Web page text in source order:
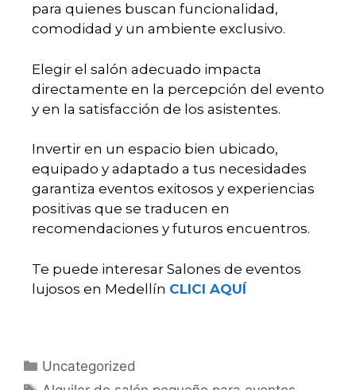
para quienes buscan funcionalidad,
comodidad y un ambiente exclusivo.
Elegir el salón adecuado impacta
directamente en la percepción del evento
y en la satisfacción de los asistentes.
Invertir en un espacio bien ubicado,
equipado y adaptado a tus necesidades
garantiza eventos exitosos y experiencias
positivas que se traducen en
recomendaciones y futuros encuentros.
Te puede interesar Salones de eventos
lujosos en Medellín CLICI AQUÍ
Uncategorized